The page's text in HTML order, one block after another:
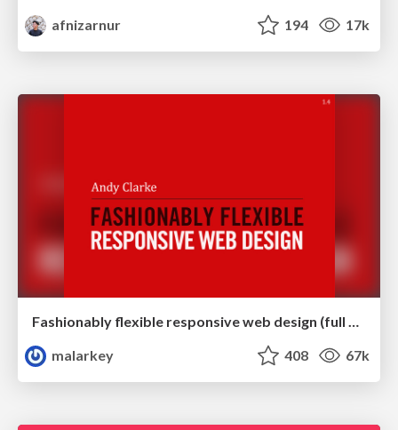
afnizarnur
194 17k
Fashionably flexible responsive web design (full day workshop)
malarkey
408 67k